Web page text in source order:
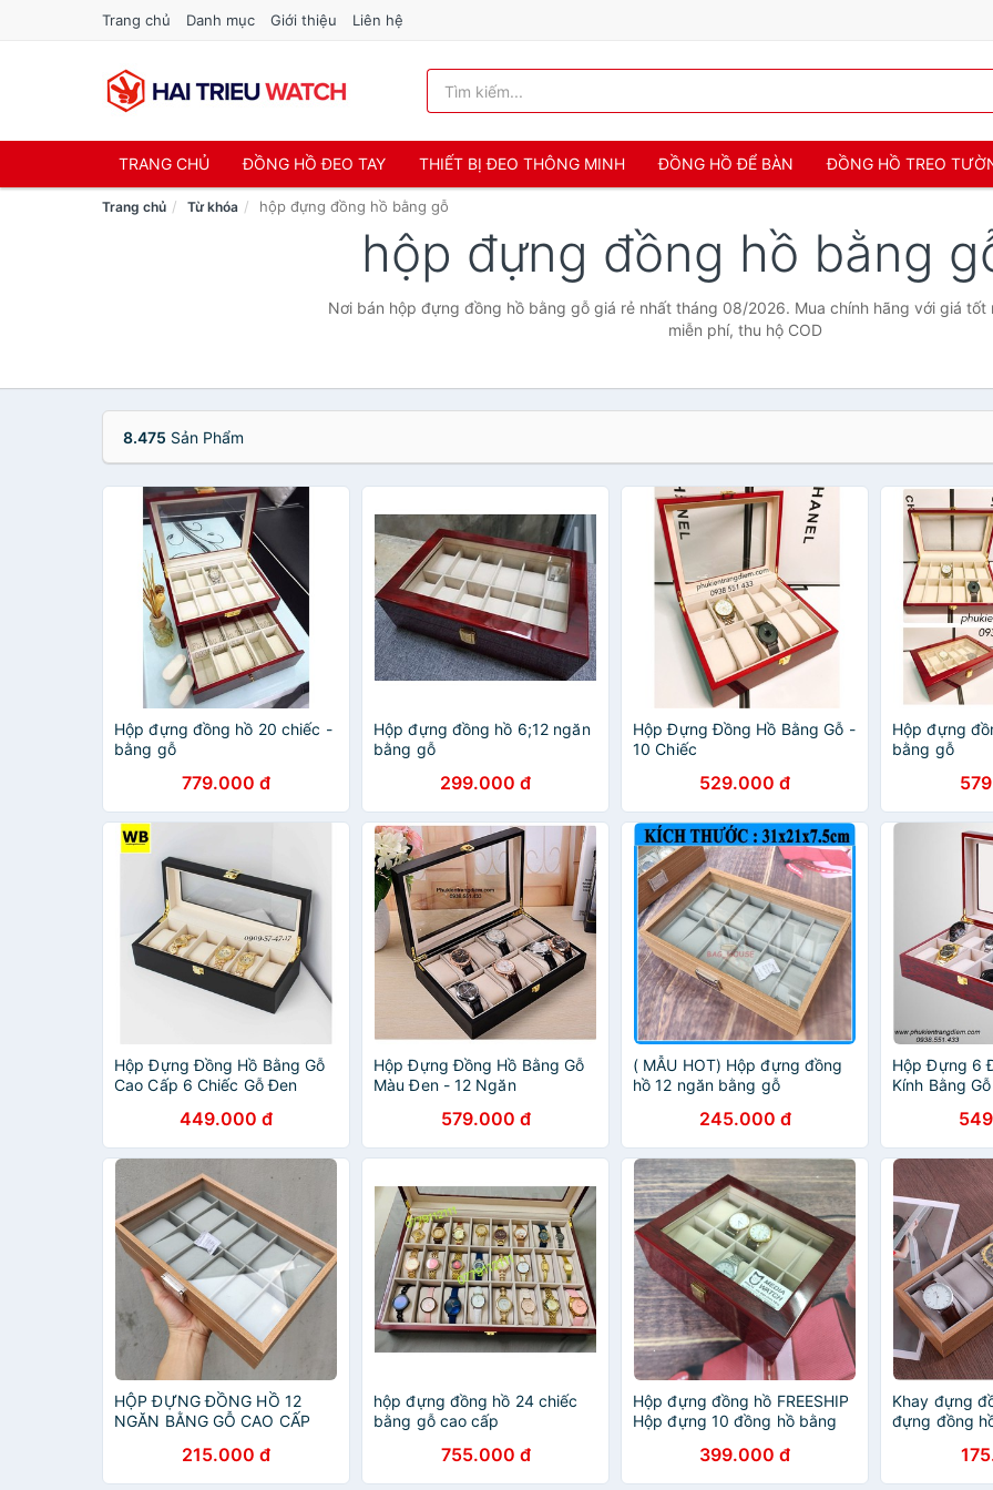
Trang chủ Danh mục Giới thiệu Liên hệ
TRANG CHỦ ĐỒNG HỒ ĐEO TAY THIẾT BỊ ĐEO THÔNG MINH ĐỒNG HỒ ĐỂ BÀN ĐỒNG HỒ TREO
Trang chủ Từ khóa hộp đựng đồng hồ bằng gỗ
hộp đựng đồng hồ bằng
Nơi bán hộp đựng đồng hồ bằng gỗ giá rẻ nhất tháng 08/2026. Mua chính hãng với giá tốt
miễn phí, thu hộ COD
8.475 Sản Phẩm
Hộp đựng đồng hồ 20 chiếc -
bằng gỗ
779.000 đ
Hộp đựng đồng hồ 6;12 ngăn
bằng gỗ
299.000 đ
Hộp Đựng Đồng Hồ Bằng Gỗ -
10 Chiếc
529.000 đ
Hộp đựng
bằng gỗ
Hộp Đựng Đồng Hồ Bằng Gỗ
Cao Cấp 6 Chiếc Gỗ Đen
449.000 đ
Hộp Đựng Đồng Hồ Bằng Gỗ
Màu Đen - 12 Ngăn
579.000 đ
( MẪU HOT) Hộp đựng đồng
hồ 12 ngăn bằng gỗ
245.000 đ
Hộp Đựng 6
Kính Bằng Gỗ
HỘP ĐỰNG ĐỒNG HỒ 12
NGĂN BẰNG GỖ CAO CẤP
215.000 đ
hộp đựng đồng hồ 24 chiếc
bằng gỗ cao cấp
755.000 đ
Hộp đựng đồng hồ FREESHIP
Hộp đựng 10 đồng hồ bằng
bằng nhung ảnh thật
399.000 đ
Khay đựng
đựng đồng